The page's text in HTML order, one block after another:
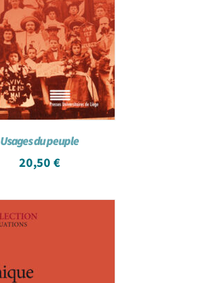
Usages du peuple
20,50 €